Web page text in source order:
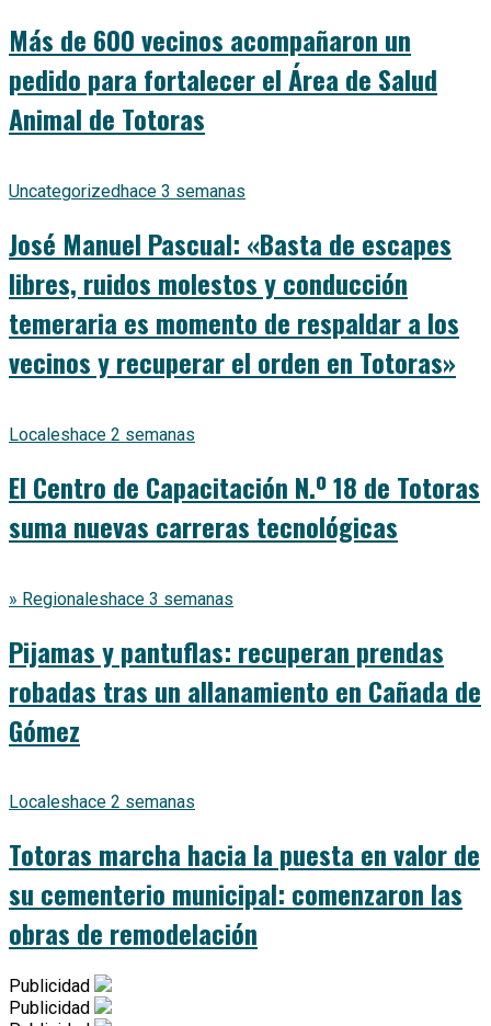
Más de 600 vecinos acompañaron un
pedido para fortalecer el Área de Salud
Animal de Totoras
Uncategorizedhace 3 semanas
José Manuel Pascual: «Basta de escapes
libres, ruidos molestos y conducción
temeraria es momento de respaldar a los
vecinos y recuperar el orden en Totoras»
Localeshace 2 semanas
El Centro de Capacitación N.º 18 de Totoras
suma nuevas carreras tecnológicas
» Regionaleshace 3 semanas
Pijamas y pantuflas: recuperan prendas
robadas tras un allanamiento en Cañada de
Gómez
Localeshace 2 semanas
Totoras marcha hacia la puesta en valor de
su cementerio municipal: comenzaron las
obras de remodelación
Publicidad
Publicidad